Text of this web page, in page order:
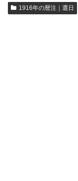
1916年の暦注｜選日